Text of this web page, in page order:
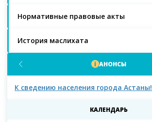
Нормативные правовые акты
История маслихата
АНОНСЫ
К сведению населения города Астаны!
КАЛЕНДАРЬ